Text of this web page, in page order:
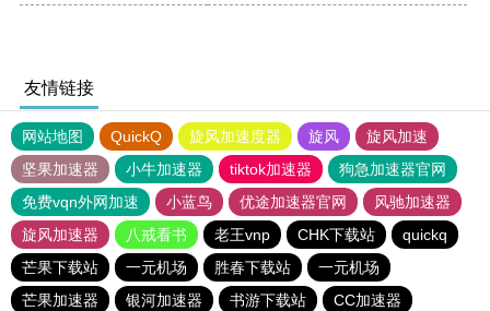
友情链接
网站地图 QuickQ 旋风加速度器 旋风
旋风加速
坚果加速器
小牛加速器 tiktok加速器
狗急加速器官网
免费vqn外网加速
小蓝鸟 优途加速器官网
风驰加速器
旋风加速器
八戒看书 老王vnp CHK下载站
quickq
芒果下载站
一元机场 胜春下载站
一元机场
芒果加速器
银河加速器 书游下载站
CC加速器